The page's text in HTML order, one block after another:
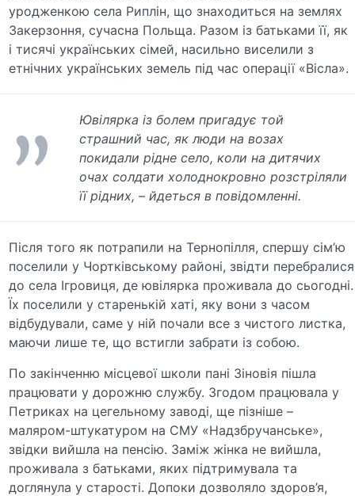
уродженкою села Риплін, що знаходиться на землях
Закерзоння, сучасна Польща. Разом із батьками її, як
і тисячі українських сімей, насильно виселили з
етнічних українських земель під час операції «Вісла».
Ювілярка із болем пригадує той
страшний час, як люди на возах
покидали рідне село, коли на дитячих
очах солдати холоднокровно розстріляли
її рідних, – йдеться в повідомленні.
Після того як потрапили на Тернопілля, спершу сім’ю
поселили у Чортківському районі, звідти перебралися
до села Ігровиця, де ювілярка проживала до сьогодні.
Їх поселили у старенькій хаті, яку вони з часом
відбудували, саме у ній почали все з чистого листка,
маючи лише те, що встигли забрати із собою.
По закінченню місцевої школи пані Зіновія пішла
працювати у дорожню службу. Згодом працювала у
Петриках на цегельному заводі, ще пізніше –
маляром-штукатуром на СМУ «Надзбручанське»,
звідки вийшла на пенсію. Заміж жінка не вийшла,
проживала з батьками, яких підтримувала та
доглянула у старості. Допоки дозволяло здоров’я,